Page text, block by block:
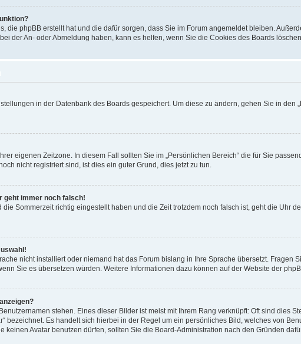
die phpBB erstellt hat und die dafür sorgen, dass Sie im Forum angemeldet bleiben.
der An- oder Abmeldung haben, kann es helfen, wenn Sie die Cookies des Boards löschen.
in der Datenbank des Boards gespeichert. Um diese zu ändern, gehen Sie in den
eigenen Zeitzone. In diesem Fall sollten Sie im „Persönlichen Bereich“ die für Sie
nicht registriert sind, ist dies ein guter Grund, dies jetzt zu tun.
geht immer noch falsch!
Sommerzeit richtig eingestellt haben und die Zeit trotzdem noch falsch ist, geht die Uhr
nicht installiert oder niemand hat das Forum bislang in Ihre Sprache übersetzt. Fragen
Sie es übersetzen würden. Weitere Informationen dazu können auf der Website der
stehen. Eines dieser Bilder ist meist mit Ihrem Rang verknüpft: Oft sind dies
bezeichnet. Es handelt sich hierbei in der Regel um ein persönliches Bild, welches von
keinen Avatar benutzen dürfen, sollten Sie die Board-Administration nach den Gründen